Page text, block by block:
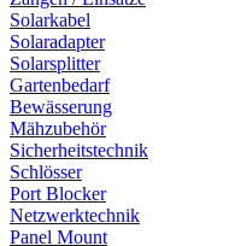
Solarkabel
Solaradapter
Solarsplitter
Gartenbedarf
Bewässerung
Mähzubehör
Sicherheitstechnik
Schlösser
Port Blocker
Netzwerktechnik
Panel Mount